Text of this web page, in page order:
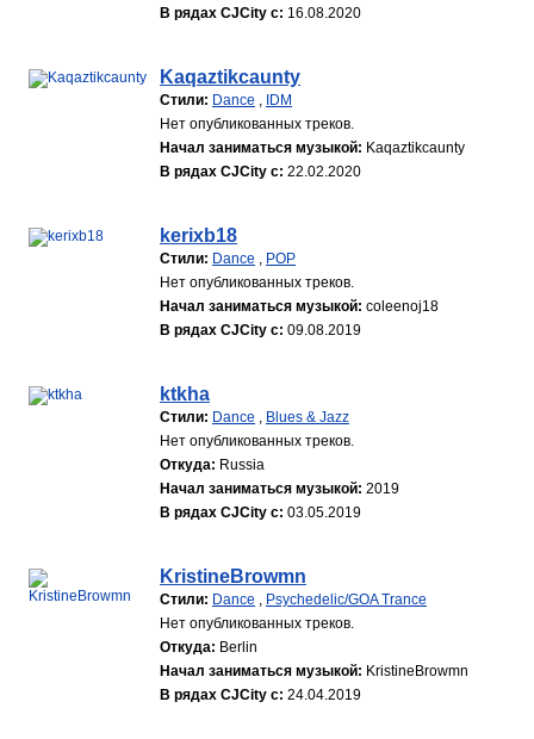
В рядах CJCity с: 16.08.2020
Kaqaztikcaunty
Стили: Dance , IDM
Нет опубликованных треков.
Начал заниматься музыкой: Kaqaztikcaunty
В рядах CJCity с: 22.02.2020
kerixb18
Стили: Dance , POP
Нет опубликованных треков.
Начал заниматься музыкой: coleenoj18
В рядах CJCity с: 09.08.2019
ktkha
Стили: Dance , Blues & Jazz
Нет опубликованных треков.
Откуда: Russia
Начал заниматься музыкой: 2019
В рядах CJCity с: 03.05.2019
KristineBrowmn
Стили: Dance , Psychedelic/GOA Trance
Нет опубликованных треков.
Откуда: Berlin
Начал заниматься музыкой: KristineBrowmn
В рядах CJCity с: 24.04.2019